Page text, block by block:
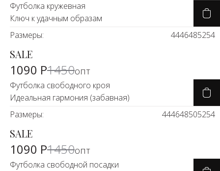
Футболка кружевная
Ключ к удачным образам
Размеры:
4446485254
-23%
SALE
1090 Р1450опт
Футболка свободного кроя
Идеальная гармония (забавная)
Размеры:
444648505254
-23%
SALE
1090 Р1450опт
Футболка свободной посадки